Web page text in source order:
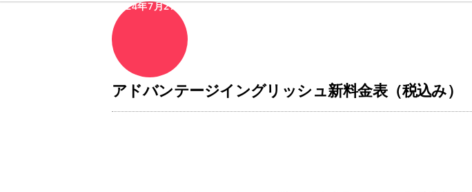
2024年7月27日
アドバンテージイングリッシュ新料金表（税込み）